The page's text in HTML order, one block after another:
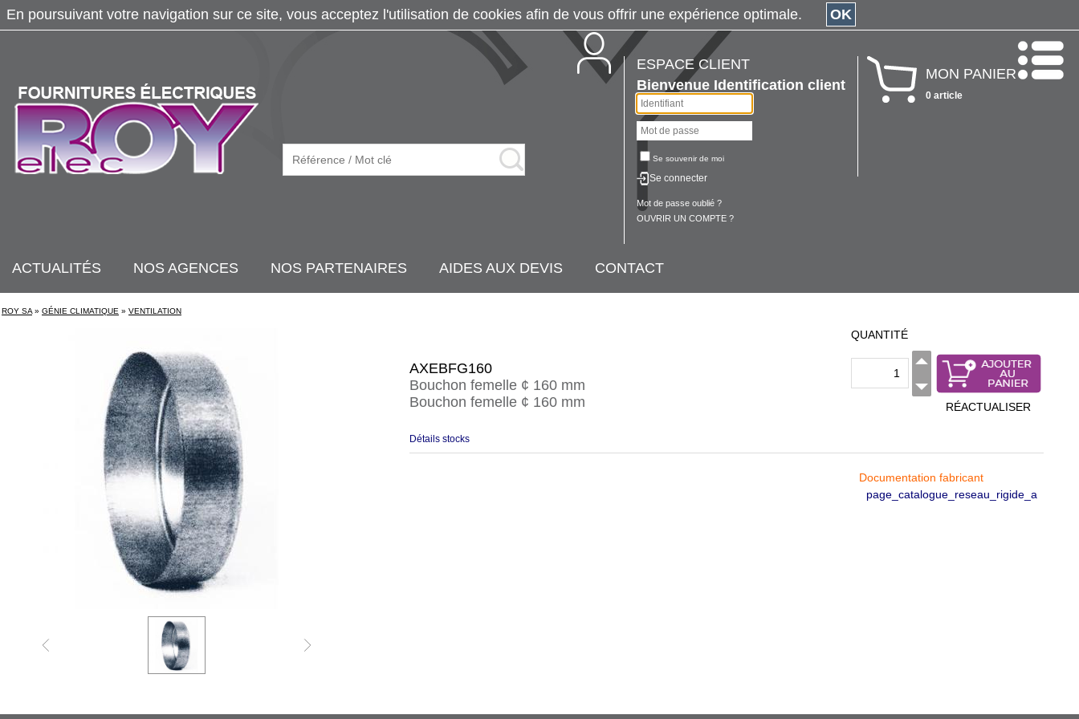
ESPACE CLIENT
Bienvenue Identification client
Se souvenir de moi
Se connecter
Mot de passe oublié ?
OUVRIR UN COMPTE ?
MON PANIER
0 article
ACTUALITÉS NOS AGENCES NOS PARTENAIRES AIDES AUX DEVIS CONTACT
ROY SA » GÉNIE CLIMATIQUE » VENTILATION
AXEBFG160
Bouchon femelle ¢ 160 mm
Bouchon femelle ¢ 160 mm
QUANTITÉ
RÉACTUALISER
Détails stocks
Documentation fabricant
page_catalogue_reseau_rigide_a
En poursuivant votre navigation sur ce site, vous acceptez l'utilisation de cookies afin de vous offrir une expérience optimale. OK